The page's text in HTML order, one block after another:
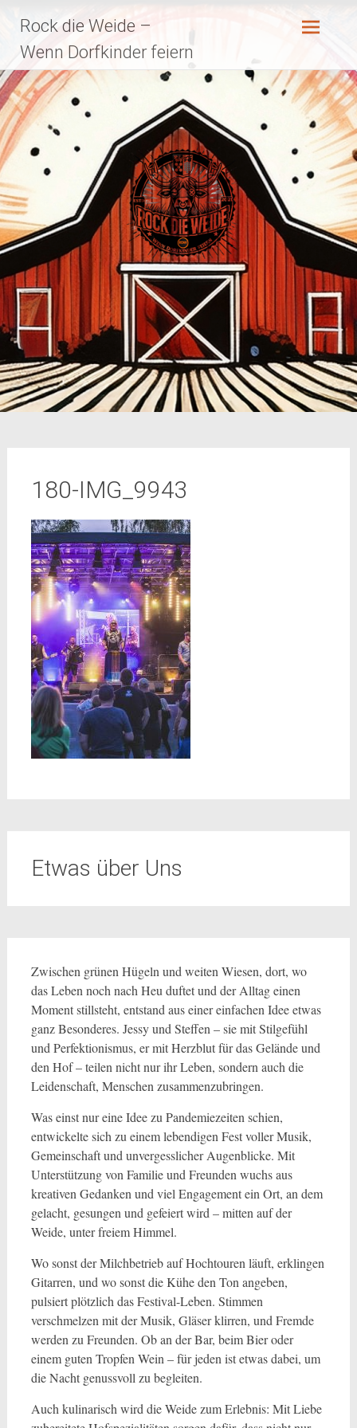
Inhalt
springen
Rock die Weide –
Wenn Dorfkinder feiern
180-IMG_9943
Etwas über Uns
Zwischen grünen Hügeln und weiten Wiesen, dort, wo
das Leben noch nach Heu duftet und der Alltag einen
Moment stillsteht, entstand aus einer einfachen Idee etwas
ganz Besonderes. Jessy und Steffen – sie mit Stilgefühl
und Perfektionismus, er mit Herzblut für das Gelände und
den Hof – teilen nicht nur ihr Leben, sondern auch die
Leidenschaft, Menschen zusammenzubringen.
Was einst nur eine Idee zu Pandemiezeiten schien,
entwickelte sich zu einem lebendigen Fest voller Musik,
Gemeinschaft und unvergesslicher Augenblicke. Mit
Unterstützung von Familie und Freunden wuchs aus
kreativen Gedanken und viel Engagement ein Ort, an dem
gelacht, gesungen und gefeiert wird – mitten auf der
Weide, unter freiem Himmel.
Wo sonst der Milchbetrieb auf Hochtouren läuft, erklingen
Gitarren, und wo sonst die Kühe den Ton angeben,
pulsiert plötzlich das Festival-Leben. Stimmen
verschmelzen mit der Musik, Gläser klirren, und Fremde
werden zu Freunden. Ob an der Bar, beim Bier oder
einem guten Tropfen Wein – für jeden ist etwas dabei, um
die Nacht genussvoll zu begleiten.
Auch kulinarisch wird die Weide zum Erlebnis: Mit Liebe